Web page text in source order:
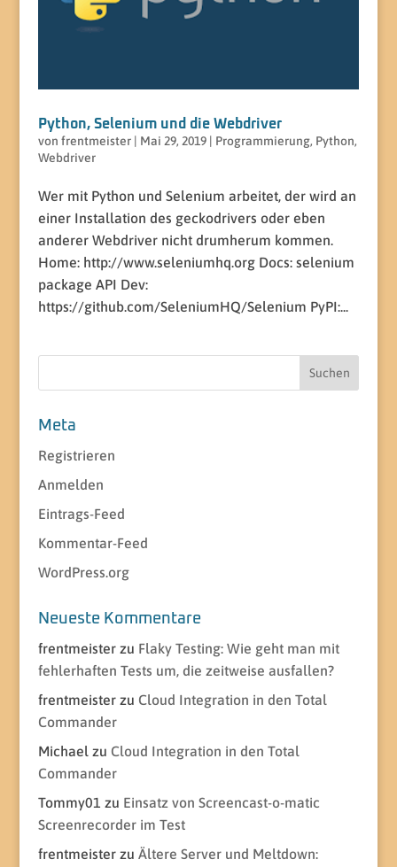
Python, Selenium und die Webdriver
von frentmeister| Mai 29, 2019| Programmierung, Python,
Webdriver
Wer mit Python und Selenium arbeitet, der wird an
einer Installation des geckodrivers oder eben
anderer Webdriver nicht drumherum kommen.
Home: http://www.seleniumhq.org Docs: selenium
package API Dev:
https://github.com/SeleniumHQ/Selenium PyPI:...
Meta
Registrieren
Anmelden
Eintrags-Feed
Kommentar-Feed
WordPress.org
Neueste Kommentare
frentmeisterzu Flaky Testing: Wie geht man mit
fehlerhaften Tests um, die zeitweise ausfallen?
frentmeisterzu Cloud Integration in den Total
Commander
Michaelzu Cloud Integration in den Total
Commander
Tommy01 zu Einsatz von Screencast-o-matic
Screenrecorder im Test
frentmeisterzu Ältere Server und Meltdown: